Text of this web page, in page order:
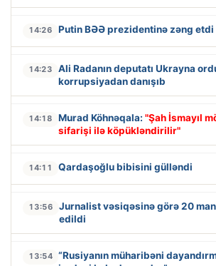
14:26 Putin BƏƏ prezidentinə zəng etdi
14:23
Ali Radanın deputatı Ukrayna
korrupsiyadan danışıb
14:18 Murad Köhnəqala: "Şah İsmayıl
sifarişi ilə köpükləndirilir"
14:11 Qardaşoğlu bibisini gülləndi
13:56
Jurnalist vəsiqəsinə görə 20
edildi
13:54 “Rusiyanın müharibəni